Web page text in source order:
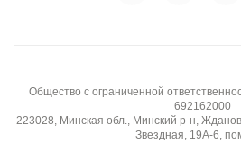
Устойчивость к пиллингу:
Бренд / производитель:
Общество с ограниченной
692162000
223028, Минская обл., Минский р-н,
Звездная, 19А-6,